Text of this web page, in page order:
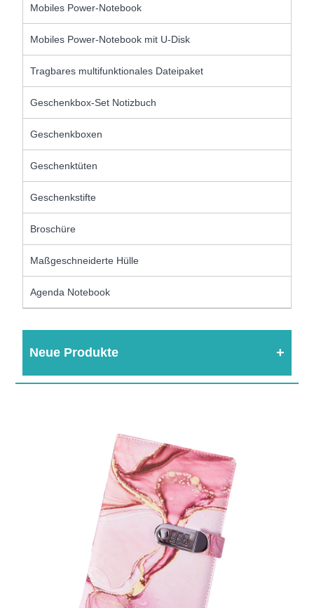
Mobiles Power-Notebook
Mobiles Power-Notebook mit U-Disk
Tragbares multifunktionales Dateipaket
Geschenkbox-Set Notizbuch
Geschenkboxen
Geschenktüten
Geschenkstifte
Broschüre
Maßgeschneiderte Hülle
Agenda Notebook
Neue Produkte